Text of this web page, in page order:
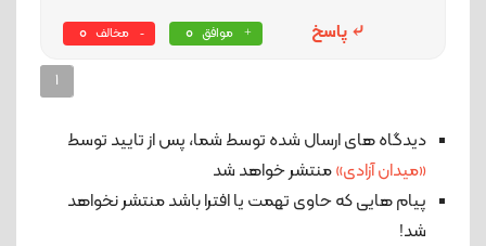
پاسخ موافق 0 مخالف 0
1
دیدگاه های ارسال شده توسط شما، پس از تایید توسط
«میدان آزادی»منتشر خواهد شد
پیام هایی که حاوی تهمت یا افترا باشد منتشر نخواهد
شد!